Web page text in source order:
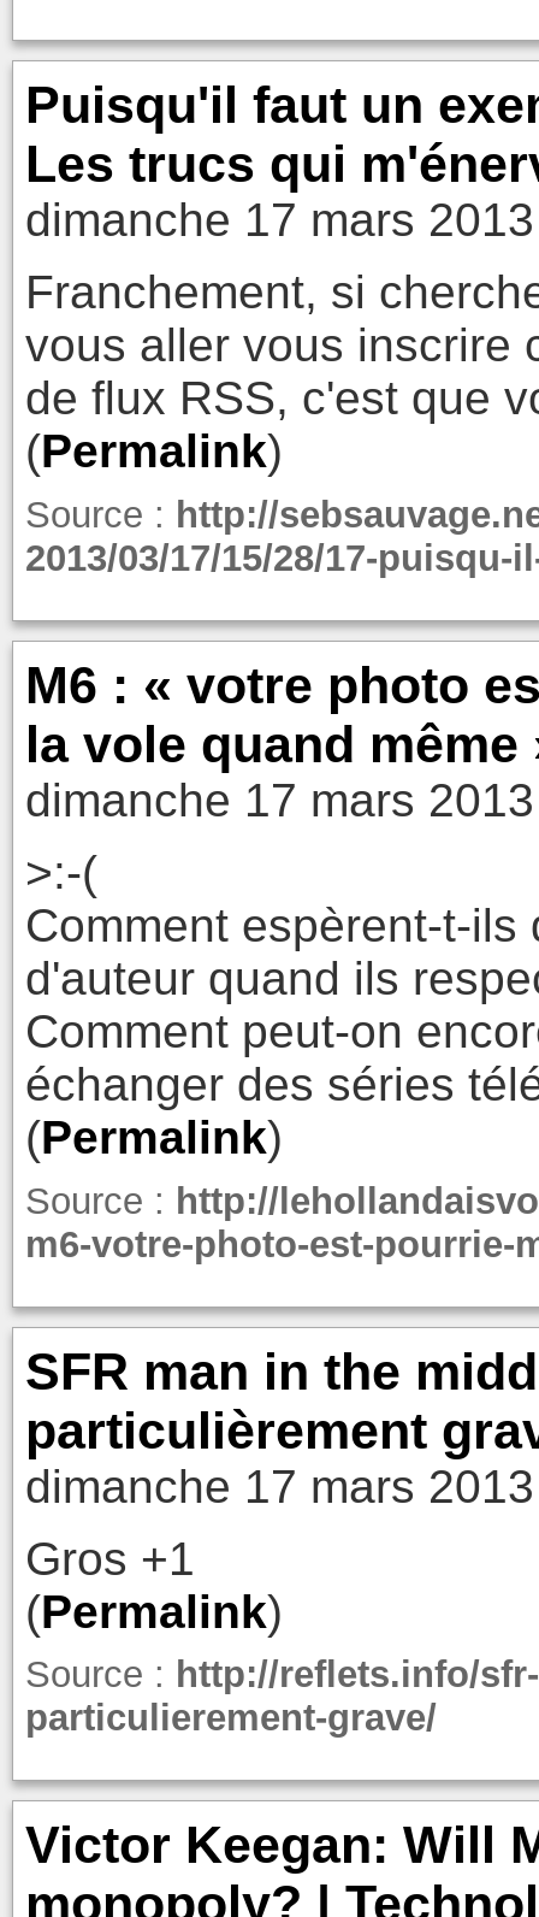
Puisqu'il faut un
Les trucs qui
dimanche 17 mars
Franchement, si
vous aller vous inscrire
de flux RSS, c'est que
(Permalink)
Source : http://
2013/03/17/15/28/17-puisqu-
M6 : « votre photo
la vole quand
dimanche 17 mars
>:-(
Comment espèrent-t-
d'auteur quand ils
Comment peut-on
échanger des séries
(Permalink)
Source : http://
m6-votre-photo-est-pourrie-
SFR man in the
particulièrement
dimanche 17 mars
Gros +1
(Permalink)
Source : http://reflets.info/
particulierement-grave/
Victor Keegan: Will
monopoly? |